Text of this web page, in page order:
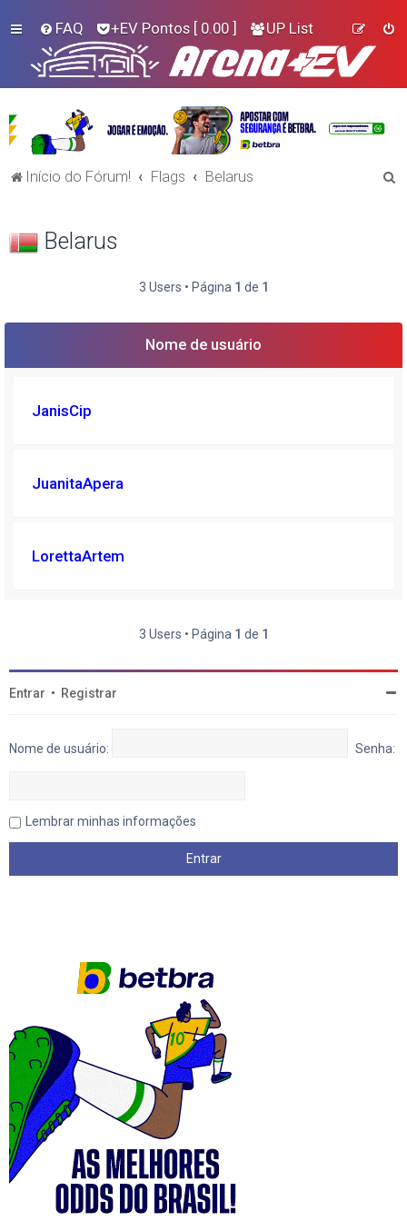
FAQ +EV Pontos [ 0.00 ] UP List
Início do Fórum! Flags Belarus
s
Belarus
3 Users • Página 1 de 1
Nome de usuário
JanisCip
JuanitaApera
LorettaArtem
3 Users • Página 1 de 1
Entrar • Registrar
Nome de usuário: Senha:
Lembrar minhas informações